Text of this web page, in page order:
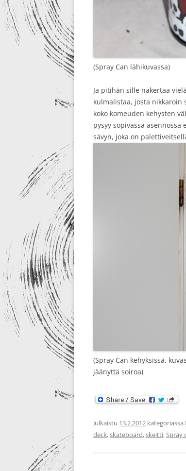
(Spray Can lähikuvassa)
Ja pitihän sille nakertaa
kulmalistaa, josta
koko komeuden kehysten
pysyy sopivassa
sävyn, joka on
(Spray Can kehyksissä,
jäänyttä soiroa)
Julkaistu 13.2.2012 kategoriassa
deck,skateboard,skeitti,Spray